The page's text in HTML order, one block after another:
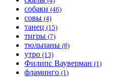
собаки (46)
совы (4)
танец (15)
тигры (7)
тюльпаны (8)
утро (13)
Филипс Вауверман (1)
фламинго (1)